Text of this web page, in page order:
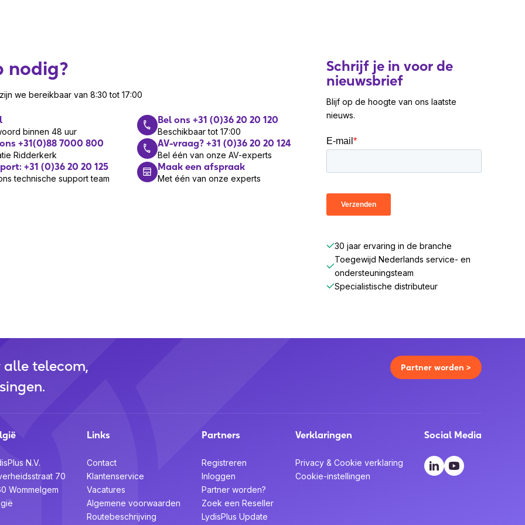
aan, kijk handleiding zodat het
te krijgen tot het
, inclusief IP- adres,
systeeminstellingen in zoals
je een licentie erbij moeten
nodig?
we bereikbaar van 8:30 tot 17:00
binnen 48 uur
Bel ons +31 (0)36 20 20 120
Beschikbaar tot 17:00
+31(0)88 7000 800
Ridderkerk
AV-vraag? +31 (0)36 20 20 124
Bel één van onze AV-experts
+31 (0)36 20 20 125
technische support team
Maak een afspraak
Met één van onze experts
Schrijf je in voor de
nieuwsbrief
Blijf op de hoogte van ons laatste
nieuws.
30 jaar ervaring in de branche
Toegewijd Nederlands service- en
ondersteuningsteam
Specialistische distributeur
telecom,
Partner worden >
N.V.
70
Wommelgem
Links
Contact
Klantenservice
Vacatures
Algemene voorwaarden
Routebeschrijving
Partners
Registreren
Inloggen
Partner worden?
Zoek een Reseller
LydisPlus Update
Verklaringen
Privacy & Cookie verklaring
Cookie-instellingen
Social Media